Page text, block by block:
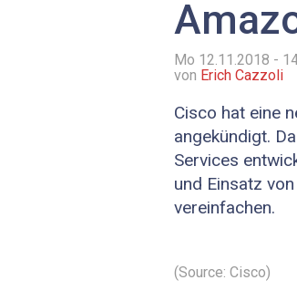
Mo 12.11.2018 -
von Erich Cazzoli
Cisco hat eine
angekündigt.
Services
und Einsatz
vereinfachen.
(Source: Cisco)